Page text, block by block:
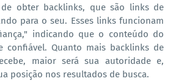
obter backlinks, que são links de
para o seu. Esses links funcionam
indicando que o conteúdo do
confiável. Quanto mais backlinks de
maior será sua autoridade e,
posição nos resultados de busca.